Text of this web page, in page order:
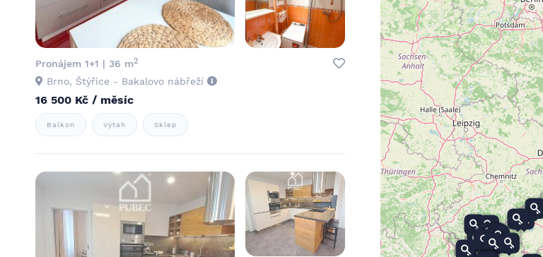
Pronájem 1+1 | 36 m2
Brno, Štýřice - Bakalovo nábřeží
16 500 Kč / měsíc
Balkon Výtah Sklep